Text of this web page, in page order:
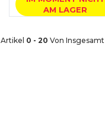
AM LAGER
Artikel 0 - 20 Von Insgesamt